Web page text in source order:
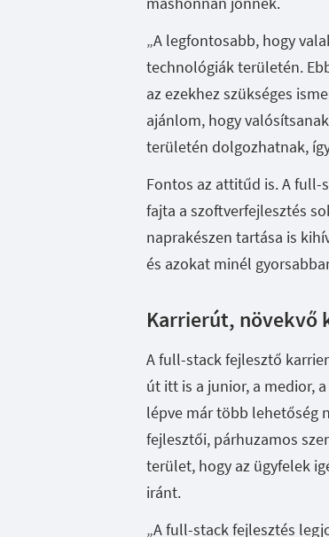
„A legfontosabb, hogy
technológiák területén.
az ezekhez szükséges
ajánlom, hogy
területén dolgozhatnak,
Fontos az attitűd is. A
fajta a szoftverfejlesztés
naprakészen tartása is
és azokat minél
Karrierút, növekvő
A full-stack fejlesztő
út itt is a junior, a medior,
lépve már több lehetőség
fejlesztői, párhuzamos
terület, hogy az ügyfelek
iránt.
„A full-stack fejlesztés